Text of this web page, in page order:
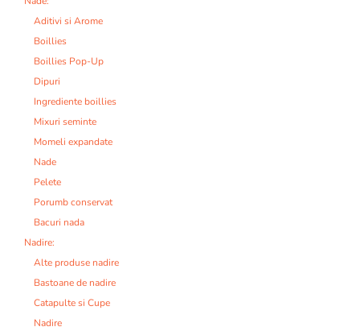
Aditivi si Arome
Boillies
Boillies Pop-Up
Dipuri
Ingrediente boillies
Mixuri seminte
Momeli expandate
Nade
Pelete
Porumb conservat
Bacuri nada
Nadire:
Alte produse nadire
Bastoane de nadire
Catapulte si Cupe
Nadire